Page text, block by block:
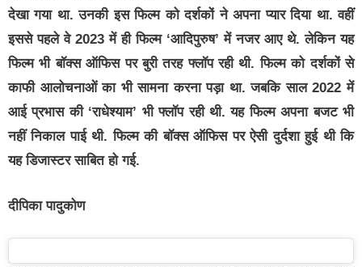
देखा गया था. उनकी इस फिल्म को दर्शकों ने अपना प्यार दिया था. वहीं
इससे पहले वे 2023 में ही फिल्म ‘आदिपुरुष’ में नजर आए थे. लेकिन यह
फिल्म भी बॉक्स ऑफिस पर बुरी तरह फ्लॉप रही थी. फिल्म को दर्शकों से
काफी आलोचनाओं का भी सामना करना पड़ा था. जबकि साल 2022 में
आई प्रभास की ‘राधेश्याम’ भी फ्लॉप रही थी. यह फिल्म अपना बजट भी
नहीं निकाल पाई थी. फिल्म की बॉक्स ऑफिस पर ऐसी दुर्दशा हुई थी कि
यह डिजास्टर साबित हो गई.
दीपिका पादुकोण